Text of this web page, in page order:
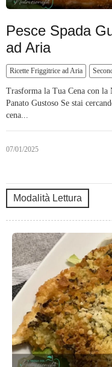
Pesce Spada
ad Aria
Ricette Friggitrice ad Aria
Trasforma la Tua Cena con la
Panato Gustoso Se stai
cena...
07/01/2025
Modalità Lettura